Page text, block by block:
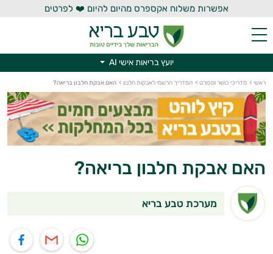
אפשרות משלוח אקספרס מהיום להיום ❤️ לפרטים
יועץ בריאות אישי AI
ראשי > מדריכי כושר וספורט > המדריך הרשמי לאבקות חלבון > האם אבקת חלבון בריאה?
האם אבקת חלבון בריאה?
מערכת טבע בריא
יועץ בריאות אישי AI